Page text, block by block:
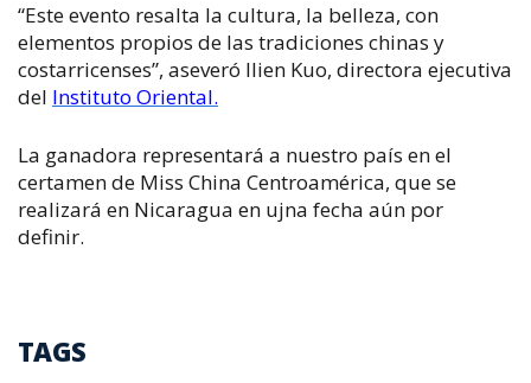
“Este evento resalta la cultura, la belleza, con
elementos propios de las tradiciones chinas y
costarricenses”, aseveró Ilien Kuo, directora ejecutiva
del Instituto Oriental.
La ganadora representará a nuestro país en el
certamen de Miss China Centroamérica, que se
realizará en Nicaragua en ujna fecha aún por
definir.
TAGS